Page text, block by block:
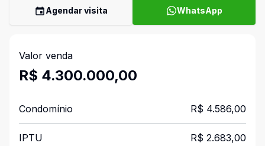
Agendar visita WhatsApp
Valor venda
R$ 4.300.000,00
Condomínio R$ 4.586,00
IPTU R$ 2.683,00